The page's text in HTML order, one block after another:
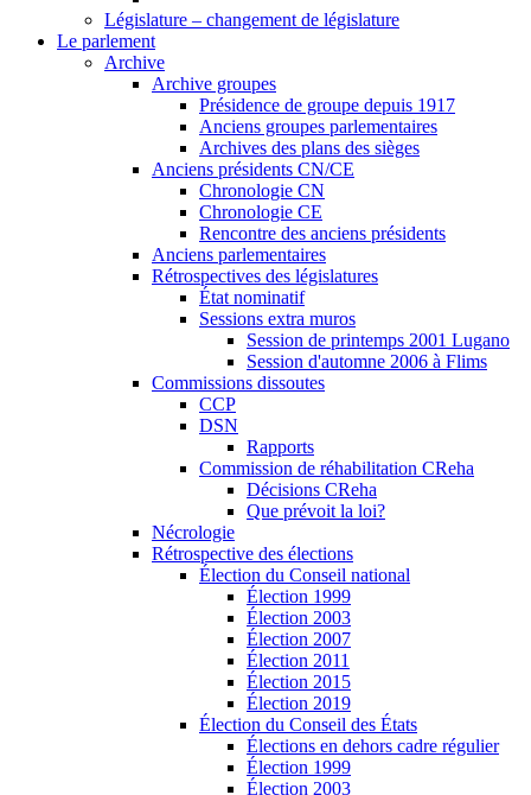
Législature – changement de législature
Le parlement
Archive
Archive groupes
Présidence de groupe depuis 1917
Anciens groupes parlementaires
Archives des plans des sièges
Anciens présidents CN/CE
Chronologie CN
Chronologie CE
Rencontre des anciens présidents
Anciens parlementaires
Rétrospectives des législatures
État nominatif
Sessions extra muros
Session de printemps 2001 Lugano
Session d'automne 2006 à Flims
Commissions dissoutes
CCP
DSN
Rapports
Commission de réhabilitation CReha
Décisions CReha
Que prévoit la loi?
Nécrologie
Rétrospective des élections
Élection du Conseil national
Élection 1999
Élection 2003
Élection 2007
Élection 2011
Élection 2015
Élection 2019
Élection du Conseil des États
Élections en dehors cadre régulier
Élection 1999
Élection 2003